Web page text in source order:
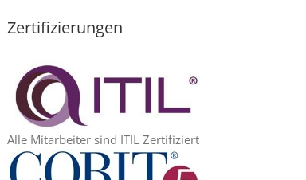
Zertifizierungen
Alle Mitarbeiter sind ITIL Zertifiziert